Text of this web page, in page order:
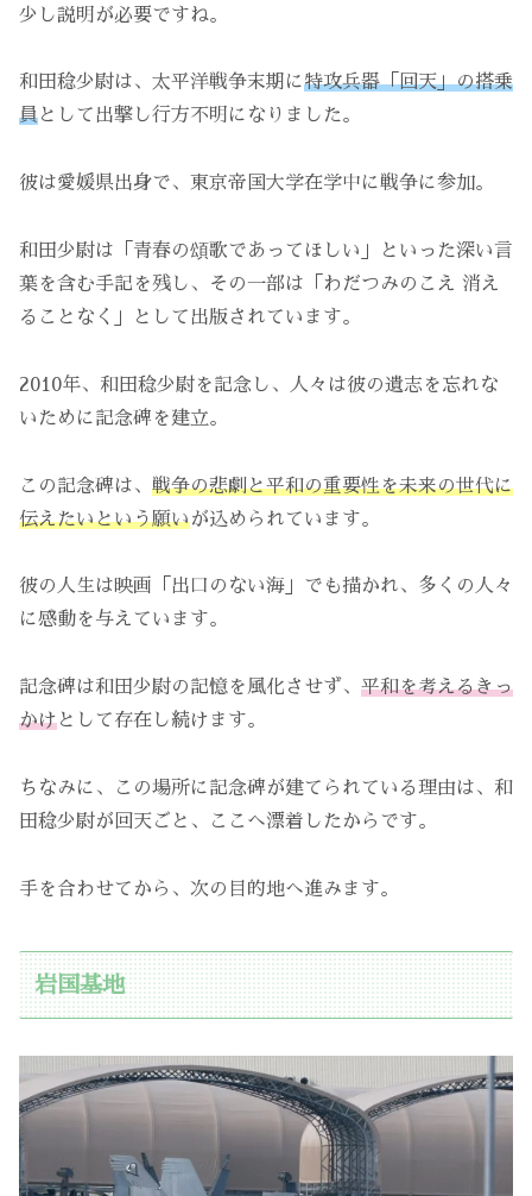
少し説明が必要ですね。
和田稔少尉は、太平洋戦争末期に特攻兵器「回天」の搭乗
員として出撃し行方不明になりました。
彼は愛媛県出身で、東京帝国大学在学中に戦争に参加。
和田少尉は「青春の頌歌であってほしい」といった深い言
葉を含む手記を残し、その一部は「わだつみのこえ 消え
ることなく」として出版されています。
2010年、和田稔少尉を記念し、人々は彼の遺志を忘れな
いために記念碑を建立。
この記念碑は、 戦争の悲劇と平和の重要性を未来の世代に
伝えたいという願いが込められています。
彼の人生は映画「出口のない海」でも描かれ、多くの人々
に感動を与えています。
記念碑は和田少尉の記憶を風化させず、 平和を考えるきっ
かけとして存在し続けます。
ちなみに、この場所に記念碑が建てられている理由は、和
田稔少尉が回天ごと、ここへ漂着したからです。
手を合わせてから、次の目的地へ進みます。
岩国基地